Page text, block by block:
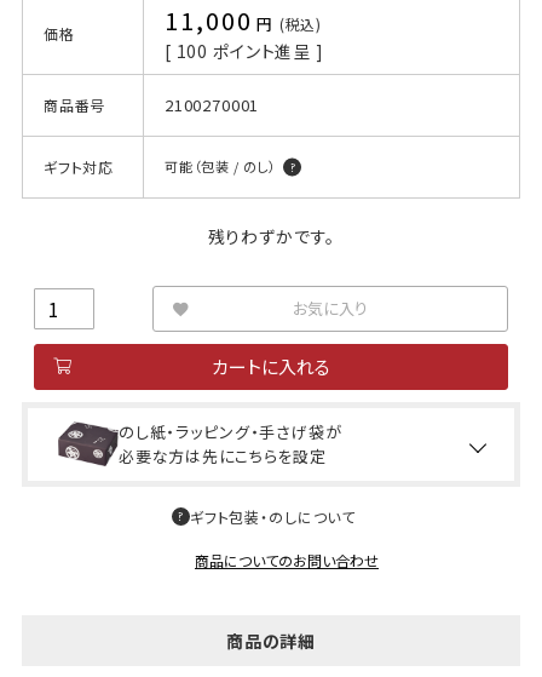
価格 11,000 税込
[ 100 ポイント進呈 ]
商品番号 2100270001
ギフト対応 可能（包装 / のし）
残りわずかです。
お気に入り
カートに入れる
のし紙・ラッピング・手さげ袋が
必要な方は先にこちらを設定
ギフト包装・のしについて
商品についてのお問い合わせ
商品の詳細